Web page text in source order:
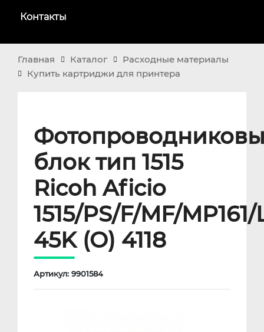
Контакты
Главная Каталог
Расходные материалы
Купить картриджи для принтера
блок тип 1515
Ricoh Aficio
1515/PS/F/MF/
45K (O) 4118
Артикул: 9901584